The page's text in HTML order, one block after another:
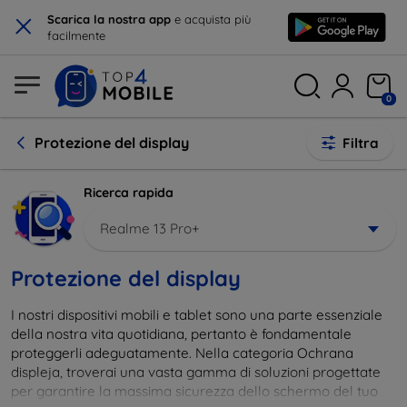
× Scarica la nostra app e acquista più
facilmente
0
Protezione del display Filtra
Ricerca rapida
Realme 13 Pro+
Protezione del display
I nostri dispositivi mobili e tablet sono una parte essenziale
della nostra vita quotidiana, pertanto è fondamentale
proteggerli adeguatamente. Nella categoria Ochrana
displeja, troverai una vasta gamma di soluzioni progettate
per garantire la massima sicurezza dello schermo del tuo